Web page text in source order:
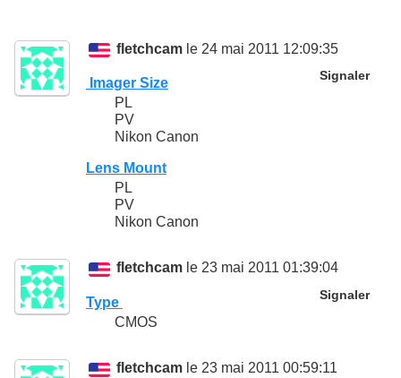
fletchcam le 24 mai 2011 12:09:35
Signaler
Imager Size
PL
PV
Nikon Canon
Lens Mount
PL
PV
Nikon Canon
fletchcam le 23 mai 2011 01:39:04
Signaler
Type
CMOS
fletchcam le 23 mai 2011 00:59:11